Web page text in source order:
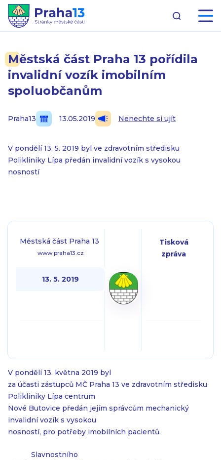
Městská část Praha 13 pořídila
invalidní vozík imobilním
spoluobčanům
Praha13 13.05.2019 Nenechte si ujít
V pondělí 13. 5. 2019 byl ve zdravotním středisku
Polikliniky Lípa předán invalidní vozík s vysokou
nosností
Městská část Praha 13
www.praha13.cz
Tisková
zpráva
13. 5. 2019
V pondělí 13. května 2019 byl
za účasti zástupců MČ Praha 13 ve zdravotním středisku
Polikliniky Lípa centrum
Nové Butovice předán jejím správcům mechanický
invalidní vozík s vysokou
nosností, pro potřeby imobilních pacientů.
Slavnostního